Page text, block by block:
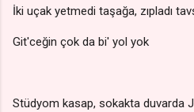
İki uçak yetmedi taşağa, zıpladı
Git'ceğin çok da bi' yol yok
Stüdyom kasap, sokakta duvarda